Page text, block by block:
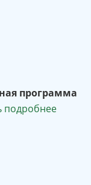
программа
подробнее